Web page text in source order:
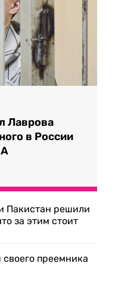
Лаврова
в России
Пакистан решили
за этим стоит
преемника